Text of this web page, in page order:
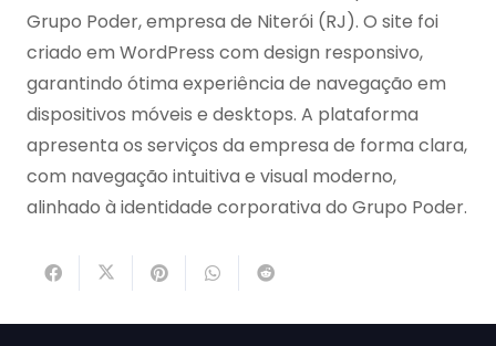
Grupo Poder, empresa de Niterói (RJ). O site foi
criado em WordPress com design responsivo,
garantindo ótima experiência de navegação em
dispositivos móveis e desktops. A plataforma
apresenta os serviços da empresa de forma clara,
com navegação intuitiva e visual moderno,
alinhado à identidade corporativa do Grupo Poder.